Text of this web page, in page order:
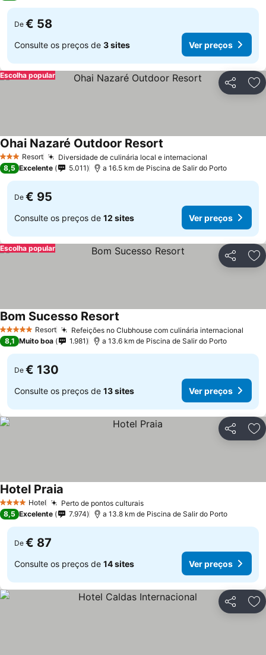
De € 58
Consulte os preços de 3 sites Ver preços
Partilhar
Escolha popular
3 EstrelasResort Diversidade de culinária local e internacional
Ohai Nazaré Outdoor Resort
8,5 Excelente 5.011 a 16.5 km de Piscina de Salir do Porto
De € 95
Consulte os preços de 12 sites Ver preços
Partilhar
Escolha popular
5 Estrelas Resort Refeições no Clubhouse com culinária internacional
Bom Sucesso Resort
8,1 Muito boa 1.981 a 13.6 km de Piscina de Salir do Porto
De € 130
Consulte os preços de 13 sites Ver preços
Partilhar
4 EstrelasHotel Perto de pontos culturais
Hotel Praia
8,5 Excelente 7.974 a 13.8 km de Piscina de Salir do Porto
De € 87
Consulte os preços de 14 sites Ver preços
Partilhar